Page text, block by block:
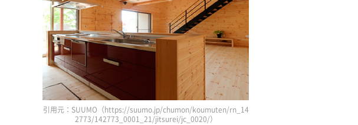
引用元：SUUMO（https://suumo.jp/chumon/koumuten/rn_14
2773/142773_0001_21/jitsurei/jc_0020/）